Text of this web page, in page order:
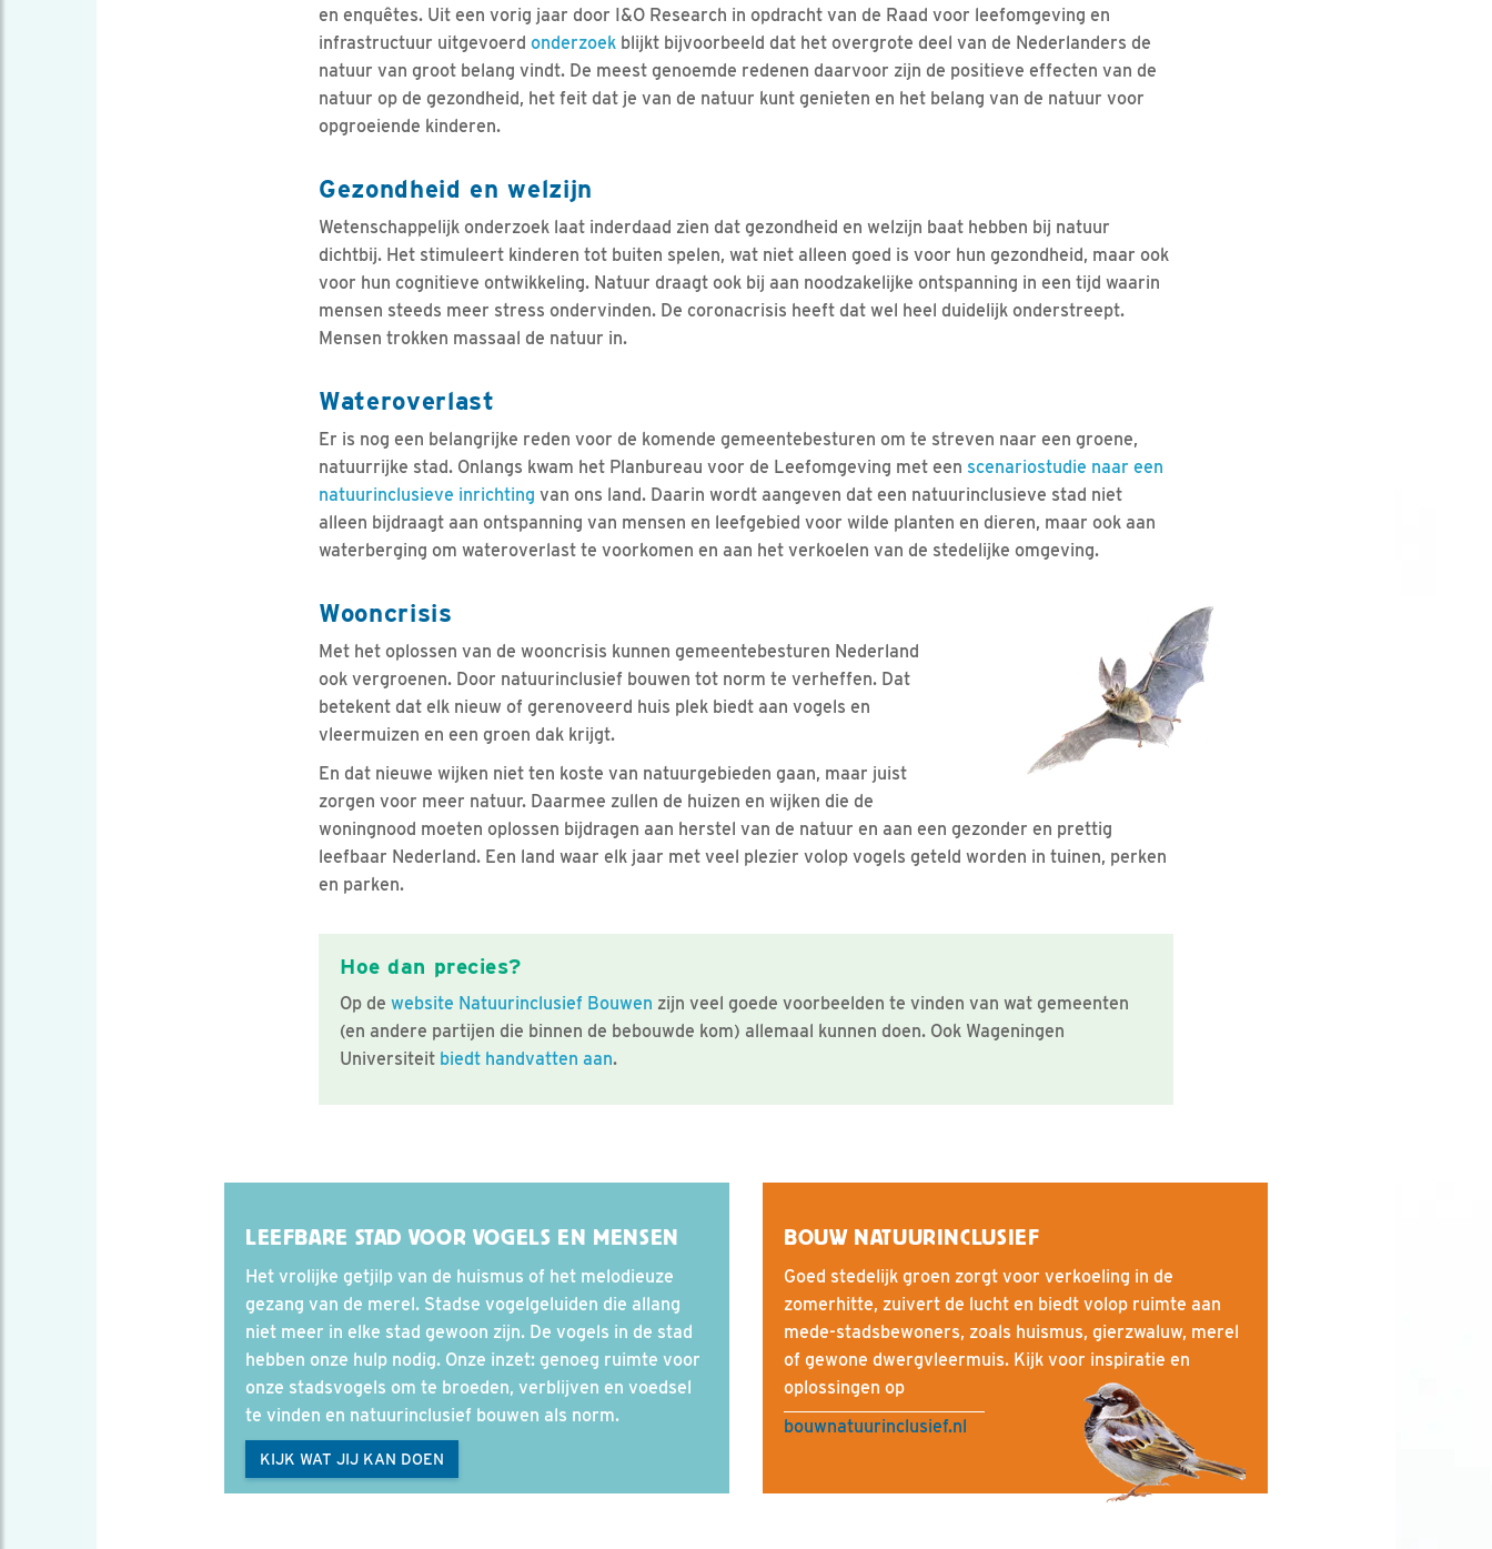
en enquêtes. Uit een vorig jaar door I&O Research in opdracht van de Raad voor leefomgeving en
infrastructuur uitgevoerd onderzoek blijkt bijvoorbeeld dat het overgrote deel van de Nederlanders de
natuur van groot belang vindt. De meest genoemde redenen daarvoor zijn de positieve effecten van de
natuur op de gezondheid, het feit dat je van de natuur kunt genieten en het belang van de natuur voor
opgroeiende kinderen.
Gezondheid en welzijn
Wetenschappelijk onderzoek laat inderdaad zien dat gezondheid en welzijn baat hebben bij natuur
dichtbij. Het stimuleert kinderen tot buiten spelen, wat niet alleen goed is voor hun gezondheid, maar ook
voor hun cognitieve ontwikkeling. Natuur draagt ook bij aan noodzakelijke ontspanning in een tijd waarin
mensen steeds meer stress ondervinden. De coronacrisis heeft dat wel heel duidelijk onderstreept.
Mensen trokken massaal de natuur in.
Wateroverlast
Er is nog een belangrijke reden voor de komende gemeentebesturen om te streven naar een groene,
natuurrijke stad. Onlangs kwam het Planbureau voor de Leefomgeving met een scenariostudie naar een
natuurinclusieve inrichting van ons land. Daarin wordt aangeven dat een natuurinclusieve stad niet
alleen bijdraagt aan ontspanning van mensen en leefgebied voor wilde planten en dieren, maar ook aan
waterberging om wateroverlast te voorkomen en aan het verkoelen van de stedelijke omgeving.
Wooncrisis
Met het oplossen van de wooncrisis kunnen gemeentebesturen Nederland
ook vergroenen. Door natuurinclusief bouwen tot norm te verheffen. Dat
betekent dat elk nieuw of gerenoveerd huis plek biedt aan vogels en
vleermuizen en een groen dak krijgt.
En dat nieuwe wijken niet ten koste van natuurgebieden gaan, maar juist
zorgen voor meer natuur. Daarmee zullen de huizen en wijken die de
woningnood moeten oplossen bijdragen aan herstel van de natuur en aan een gezonder en prettig
leefbaar Nederland. Een land waar elk jaar met veel plezier volop vogels geteld worden in tuinen, perken
en parken.
Hoe dan precies?
Op de website Natuurinclusief Bouwen zijn veel goede voorbeelden te vinden van wat gemeenten
(en andere partijen die binnen de bebouwde kom) allemaal kunnen doen. Ook Wageningen
Universiteit biedt handvatten aan.
LEEFBARE STAD VOOR VOGELS EN MENSEN
Het vrolijke getjilp van de huismus of het melodieuze
gezang van de merel. Stadse vogelgeluiden die allang
niet meer in elke stad gewoon zijn. De vogels in de stad
hebben onze hulp nodig. Onze inzet: genoeg ruimte voor
onze stadsvogels om te broeden, verblijven en voedsel
te vinden en natuurinclusief bouwen als norm.
KIJK WAT JIJ KAN DOEN
BOUW NATUURINCLUSIEF
Goed stedelijk groen zorgt voor verkoeling in de
zomerhitte, zuivert de lucht en biedt volop ruimte aan
mede-stadsbewoners, zoals huismus, gierzwaluw, merel
of gewone dwergvleermuis. Kijk voor inspiratie en
oplossingen op
bouwnatuurinclusief.nl